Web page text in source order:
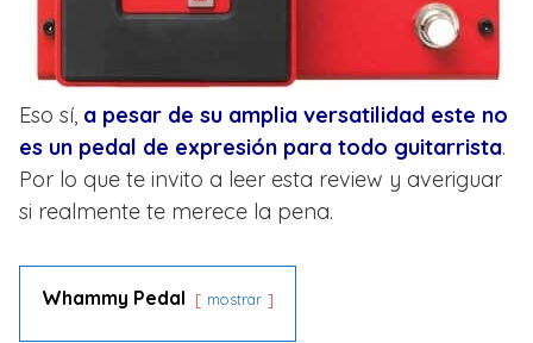
Eso sí, a pesar de su amplia versatilidad este no
es un pedal de expresión para todo guitarrista.
Por lo que te invito a leer esta review y averiguar
si realmente te merece la pena.
Whammy Pedal mostrar